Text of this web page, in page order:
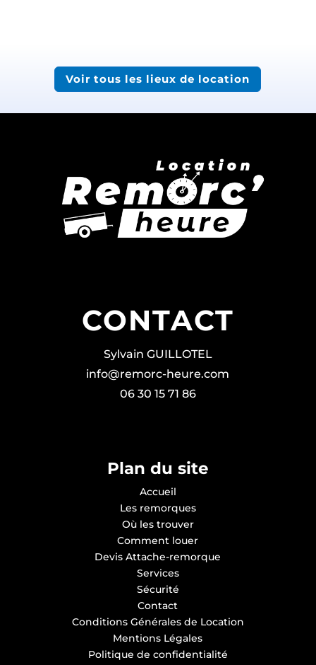
Voir tous les lieux de location
CONTACT
Sylvain GUILLOTEL
info@remorc-heure.com
06 30 15 71 86
Plan du site
Accueil
Les remorques
Où les trouver
Comment louer
Devis Attache-remorque
Services
Sécurité
Contact
Conditions Générales de Location
Mentions Légales
Politique de confidentialité